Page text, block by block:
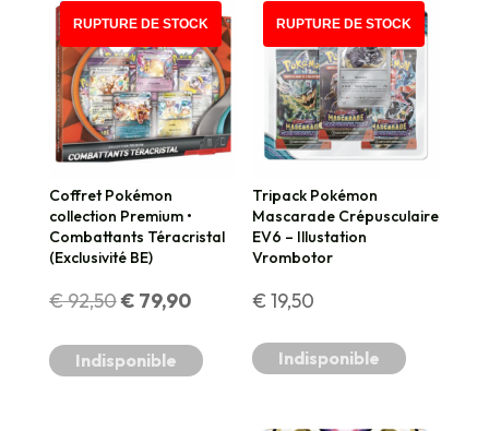
PROMO !
RUPTURE DE STOCK
Coffret Pokémon
collection Premium •
Combattants Téracristal
(Exclusivité BE)
€92,50Le
prix
€ 79,90Le
prix
Indisponible
RUPTURE DE STOCK
Tripack Pokémon
Mascarade Crépusculaire
EV6 – Illustation
Vrombotor
€ 19,50
Indisponible